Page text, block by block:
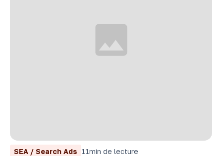
SEA / Search Ads 11min de lecture